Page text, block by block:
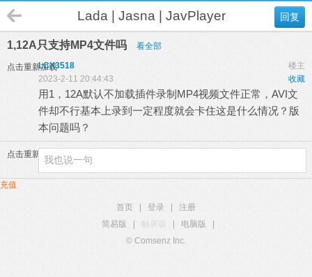
回复
Lada | Jasna | JavPlayer
1,12A只支持MP4文件吗 看全部
点击重新加载 楼主
LCX3518
收藏
2023-2-11 20:44:43
用1，12A默认不加载插件录制MP4视频文件正常，AVI文
件却不行基本上录到一定程度就会卡住这是什么情况？版
本问题吗？
点击重新加载
充值
首页 登录
注册
简易版
触屏版 电脑版
© Comsenz Inc.